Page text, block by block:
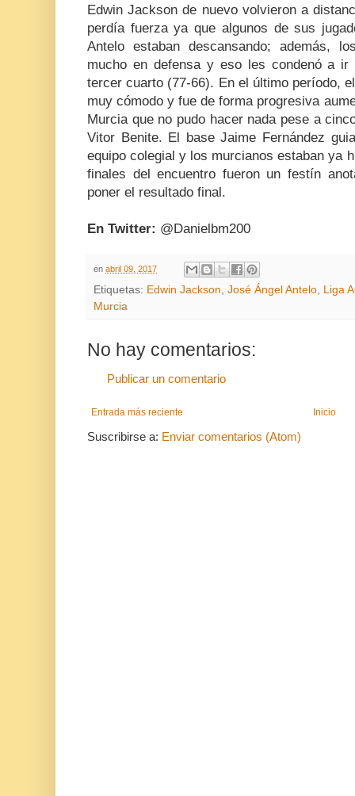
Edwin Jackson de nuevo volvieron a
perdía fuerza ya que algunos de sus
Antelo estaban descansando; además,
mucho en defensa y eso les condenó a
tercer cuarto (77-66). En el último período,
muy cómodo y fue de forma progresiva
Murcia que no pudo hacer nada pese a
Vitor Benite. El base Jaime Fernández
equipo colegial y los murcianos estaban ya
finales del encuentro fueron un festín
poner el resultado final.
En Twitter: @Danielbm200
en abril 09, 2017
Etiquetas: Edwin Jackson, José Ángel Antelo, Liga
Murcia
No hay comentarios:
Publicar un comentario
Entrada más reciente Inicio
Suscribirse a: Enviar comentarios (Atom)